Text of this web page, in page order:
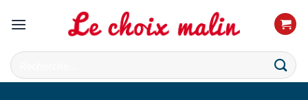
Recherche
pour :